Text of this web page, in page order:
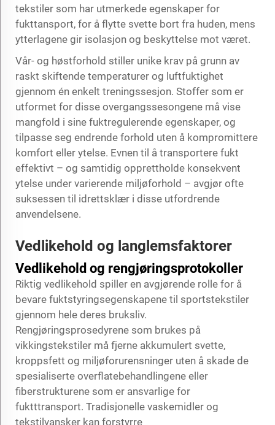
tekstiler som har utmerkede egenskaper for
fukttansport, for å flytte svette bort fra huden, mens
ytterlagene gir isolasjon og beskyttelse mot været.
Vår- og høstforhold stiller unike krav på grunn av
raskt skiftende temperaturer og luftfuktighet
gjennom én enkelt treningssesjon. Stoffer som er
utformet for disse overgangssesongene må vise
mangfold i sine fuktregulerende egenskaper, og
tilpasse seg endrende forhold uten å kompromittere
komfort eller ytelse. Evnen til å transportere fukt
effektivt – og samtidig opprettholde konsekvent
ytelse under varierende miljøforhold – avgjør ofte
suksessen til idrettsklær i disse utfordrende
anvendelsene.
Vedlikehold og langlemsfaktorer
Vedlikehold og rengjøringsprotokoller
Riktig vedlikehold spiller en avgjørende rolle for å
bevare fuktstyringsegenskapene til sportstekstiler
gjennom hele deres bruksliv.
Rengjøringsprosedyrene som brukes på
vikkingstekstiler må fjerne akkumulert svette,
kroppsfett og miljøforurensninger uten å skade de
spesialiserte overflatebehandlingene eller
fiberstrukturene som er ansvarlige for
fuktttransport. Tradisjonelle vaskemidler og
tekstilvansker kan forstyrre